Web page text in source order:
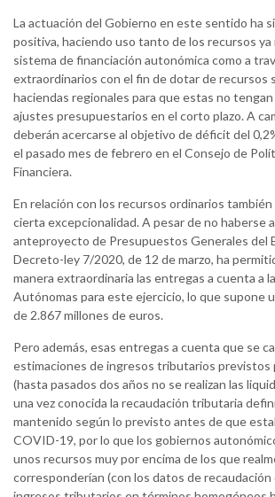
La actuación del Gobierno en este sentido ha
positiva, haciendo uso tanto de los recursos
sistema de financiación autonómica como a
extraordinarios con el fin de dotar de recursos
haciendas regionales para que estas no
ajustes presupuestarios en el corto plazo. A
deberán acercarse al objetivo de déficit del
el pasado mes de febrero en el Consejo de
Financiera.
En relación con los recursos ordinarios también
cierta excepcionalidad. A pesar de no haberse
anteproyecto de Presupuestos Generales del
Decreto-ley 7/2020, de 12 de marzo, ha
manera extraordinaria las entregas a cuenta a
Autónomas para este ejercicio, lo que supone
de 2.867 millones de euros.
Pero además, esas entregas a cuenta que se
estimaciones de ingresos tributarios previstos
(hasta pasados dos años no se realizan las
una vez conocida la recaudación tributaria
mantenido según lo previsto antes de que
COVID-19, por lo que los gobiernos
unos recursos muy por encima de los que
corresponderían (con los datos de recaudación